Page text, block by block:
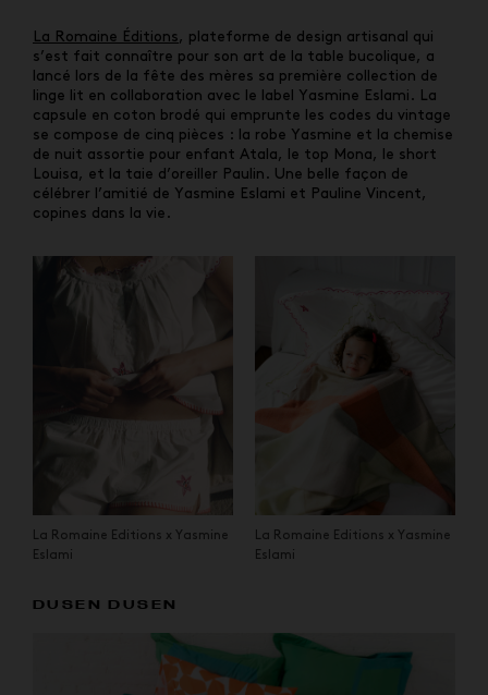
La Romaine Éditions , plateforme de design artisanal qui
s’est fait connaître pour son art de la table bucolique, a
lancé lors de la fête des mères sa première collection de
linge lit en collaboration avec le label Yasmine Eslami. La
capsule en coton brodé qui emprunte les codes du vintage
se compose de cinq pièces : la robe Yasmine et la chemise
de nuit assortie pour enfant Atala, le top Mona, le short
Louisa, et la taie d’oreiller Paulin. Une belle façon de
célébrer l’amitié de Yasmine Eslami et Pauline Vincent,
copines dans la vie.
La Romaine Editions x Yasmine
Eslami
La Romaine Editions x Yasmine
Eslami
DUSEN DUSEN